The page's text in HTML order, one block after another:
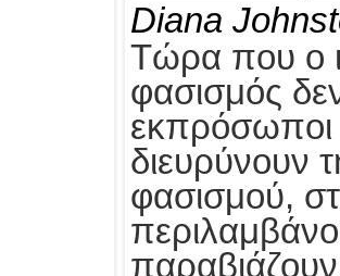
Diana
Τώρα που ο
φασισμός
εκπρόσωποι
διευρύνουν
φασισμού,